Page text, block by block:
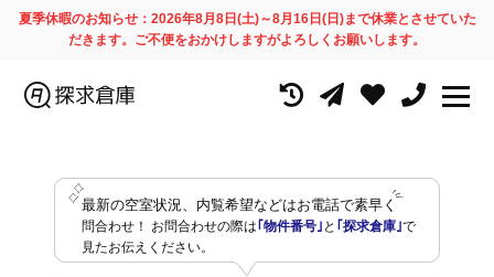
夏季休暇のお知らせ：2026年8月8日(土)～8月16日(日)まで休業とさせていた
だきます。ご不便をおかけしますがよろしくお願いします。
最新の空室状況、内覧希望などはお電話で素早く
問合わせ！ お問合わせの際は ｢物件番号｣ と ｢探求倉庫｣で
見たお伝えください。